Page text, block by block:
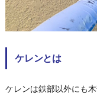
ケレンとは
ケレンは鉄部以外にも